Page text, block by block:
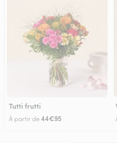
Tutti frutti
À partir de44€95